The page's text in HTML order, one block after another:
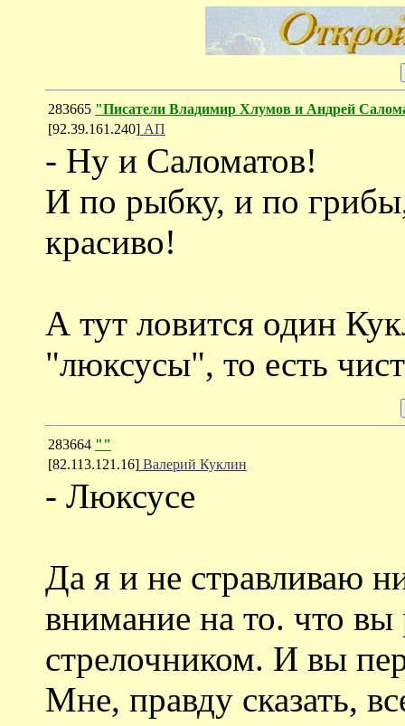
283665 "Писатели Владимир Хлумов и Андрей
[92.39.161.240] АП
- Ну и Саломатов!
И по рыбку, и по
красиво!
А тут ловится один
"люксусы", то есть
283664 ""
[82.113.121.16] Валерий Куклин
- Люксусе
Да я и не стравливаю
внимание на то. что вы
стрелочником. И вы
Мне, правду сказать,